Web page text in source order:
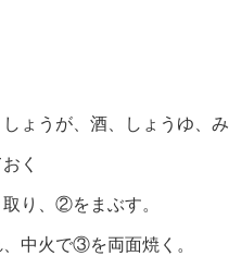
ょうが、酒、しょうゆ、み
く
り、②をまぶす。
中火で③を両面焼く。